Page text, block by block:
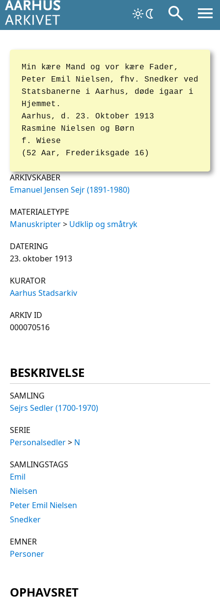
Min kære Mand og vor kære Fader,
Peter Emil Nielsen, fhv. Snedker ved
Statsbanerne i Aarhus, døde igaar i
Hjemmet.
Aarhus, d. 23. Oktober 1913
Rasmine Nielsen og Børn
f. Wiese
(52 Aar, Frederiksgade 16)
ARKIVSKABER
Emanuel Jensen Sejr (1891-1980)
MATERIALETYPE
Manuskripter> Udklip og småtryk
DATERING
23. oktober 1913
KURATOR
Aarhus Stadsarkiv
ARKIV ID
000070516
BESKRIVELSE
SAMLING
Sejrs Sedler (1700-1970)
SERIE
Personalsedler> N
SAMLINGSTAGS
Emil
Nielsen
Peter Emil Nielsen
Snedker
EMNER
Personer
OPHAVSRET